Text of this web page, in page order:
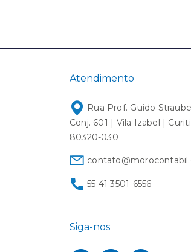
Atendimento
Rua Prof. Guido
Conj. 601 | Vila Izabel |
80320-030
55 41 3501-6556
Siga-nos